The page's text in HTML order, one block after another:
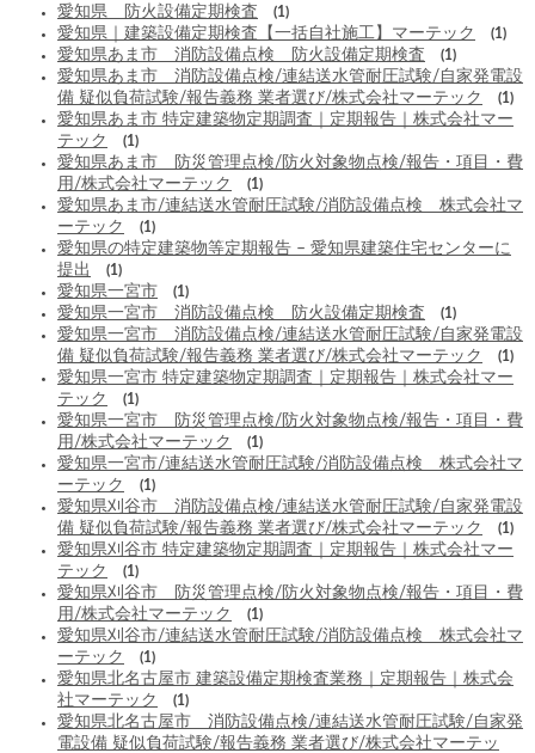
愛知県 防火設備定期検査 (1)
愛知県｜建築設備定期検査【一括自社施工】マーテック (1)
愛知県あま市 消防設備点検 防火設備定期検査 (1)
愛知県あま市 消防設備点検/連結送水管耐圧試験/自家発電設
備 疑似負荷試験/報告義務 業者選び/株式会社マーテック
(1)
愛知県あま市 特定建築物定期調査｜定期報告｜株式会社マー
テック
(1)
愛知県あま市 防災管理点検/防火対象物点検/報告・項目・費
用/株式会社マーテック
(1)
愛知県あま市/連結送水管耐圧試験/消防設備点検 株式会社マ
ーテック
(1)
愛知県の特定建築物等定期報告 – 愛知県建築住宅センターに
提出
(1)
愛知県一宮市 (1)
愛知県一宮市 消防設備点検 防火設備定期検査 (1)
愛知県一宮市 消防設備点検/連結送水管耐圧試験/自家発電設
備 疑似負荷試験/報告義務 業者選び/株式会社マーテック
(1)
愛知県一宮市 特定建築物定期調査｜定期報告｜株式会社マー
テック
(1)
愛知県一宮市 防災管理点検/防火対象物点検/報告・項目・費
用/株式会社マーテック
(1)
愛知県一宮市/連結送水管耐圧試験/消防設備点検 株式会社マ
ーテック
(1)
愛知県刈谷市 消防設備点検/連結送水管耐圧試験/自家発電設
備 疑似負荷試験/報告義務 業者選び/株式会社マーテック
(1)
愛知県刈谷市 特定建築物定期調査｜定期報告｜株式会社マー
テック
(1)
愛知県刈谷市 防災管理点検/防火対象物点検/報告・項目・費
用/株式会社マーテック
(1)
愛知県刈谷市/連結送水管耐圧試験/消防設備点検 株式会社マ
ーテック
(1)
愛知県北名古屋市 建築設備定期検査業務｜定期報告｜株式会
社マーテック
(1)
愛知県北名古屋市 消防設備点検/連結送水管耐圧試験/自家発
電設備 疑似負荷試験/報告義務 業者選び/株式会社マーテッ